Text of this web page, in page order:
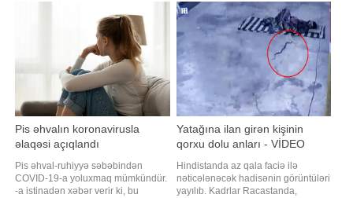
dəyişməyib. O cəsədə yaxınlaşıb və
bildirib ki, babası sağ olub onu bu
göyümdə görsəydi etiraz etməzdi
qızının dərsdən sonra evə
qayıtmadığını bildirib. Polis itkin
düşən məktəblini
Pis əhvalın koronavirusla
əlaqəsi açıqlandı
Pis əhval-ruhiyyə səbəbindən
COVID-19-a yoluxmaq mümkündür.
-a istinadən xəbər verir ki, bu
Yatağına ilan girən kişinin
qorxu dolu anları - VİDEO
Hindistanda az qala faciə ilə
nəticələnəcək hadisənin görüntüləri
yayılıb. Kadrlar Racastanda,